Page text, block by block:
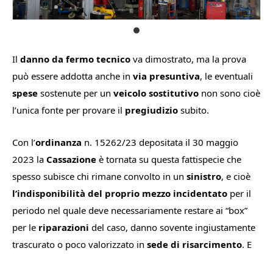
Il danno da fermo tecnico va dimostrato, ma la prova
può essere addotta anche in via presuntiva, le eventuali
spese sostenute per un veicolo sostitutivo non sono cioè
l’unica fonte per provare il pregiudizio subito.
Con l’ordinanza n. 15262/23 depositata il 30 maggio
2023 la Cassazione è tornata su questa fattispecie che
spesso subisce chi rimane convolto in un sinistro, e cioè
l’indisponibilità del proprio mezzo incidentato per il
periodo nel quale deve necessariamente restare ai “box”
per le riparazioni del caso, danno sovente ingiustamente
trascurato o poco valorizzato in sede di risarcimento. E